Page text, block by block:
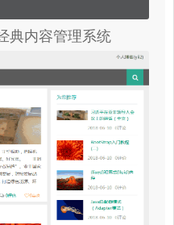
典内容管理系统